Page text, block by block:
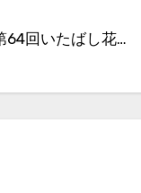
64回いたばし花…